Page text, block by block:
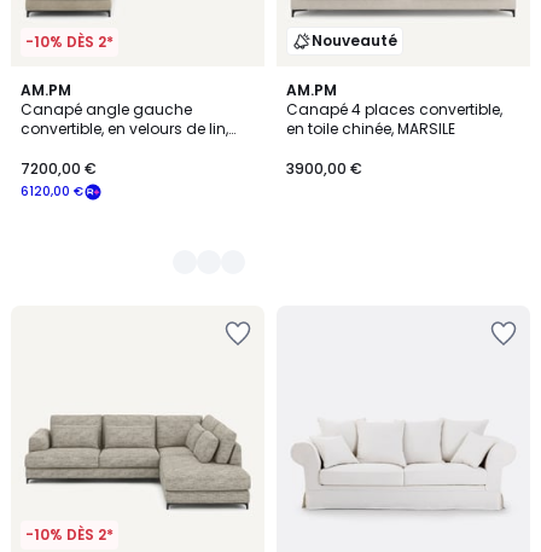
-10% DÈS 2*
AM.PM
Canapé angle gauche
convertible, en velours de lin,
6120,00 €
7200,00 €
5
Couleurs
Nouveauté
AM.PM
Canapé 4 places convertible,
en toile chinée, MARSILE
3900,00 €
-10% DÈS 2*